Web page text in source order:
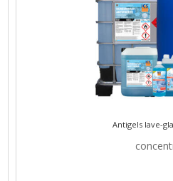
Antigels lave-